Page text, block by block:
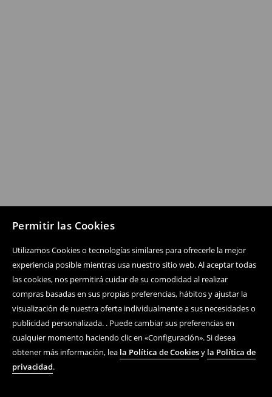
Permitir las Cookies
Utilizamos Cookies o tecnologías similares para ofrecerle la mejor
experiencia posible mientras usa nuestro sitio web. Al aceptar todas
las cookies, nos permitirá cuidar de su comodidad al realizar
compras basadas en sus propias preferencias, hábitos y ajustar la
visualización de nuestra oferta individualmente a sus necesidades o
publicidad personalizada. . Puede cambiar sus preferencias en
cualquier momento haciendo clic en «Configuración». Si desea
obtener más información, lea la Política de Cookiesy la Política de
privacidad.